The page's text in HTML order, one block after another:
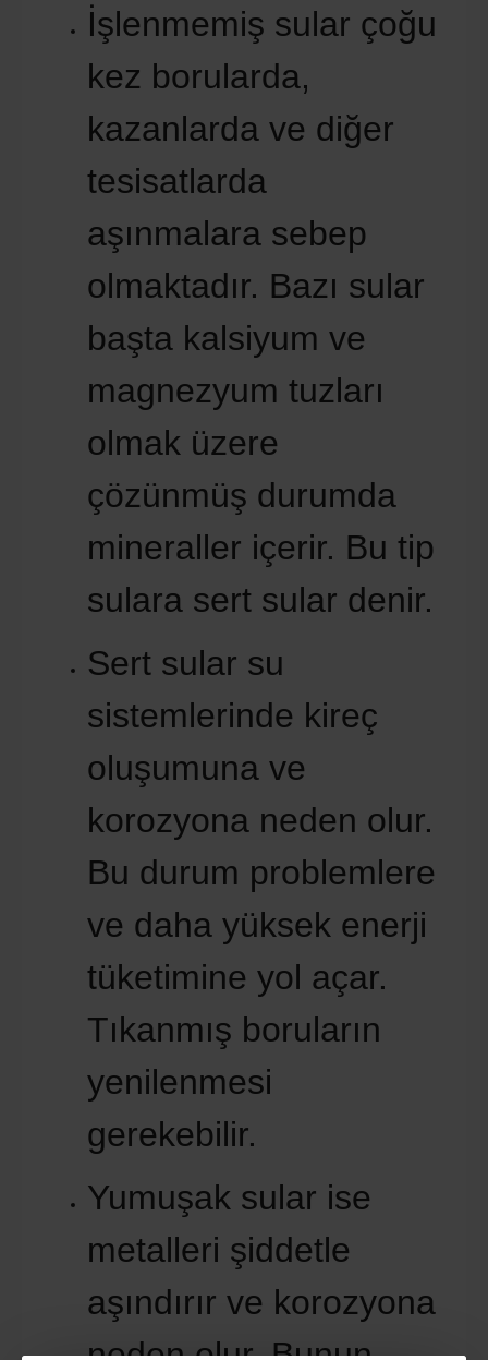
İşlenmemiş sular çoğu
kez borularda,
kazanlarda ve diğer
tesisatlarda
aşınmalara sebep
olmaktadır. Bazı sular
başta kalsiyum ve
magnezyum tuzları
olmak üzere
çözünmüş durumda
mineraller içerir. Bu tip
sulara sert sular denir.
Sert sular su
sistemlerinde kireç
oluşumuna ve
korozyona neden olur.
Bu durum problemlere
ve daha yüksek enerji
tüketimine yol açar.
Tıkanmış boruların
yenilenmesi
gerekebilir.
Yumuşak sular ise
metalleri şiddetle
aşındırır ve korozyona